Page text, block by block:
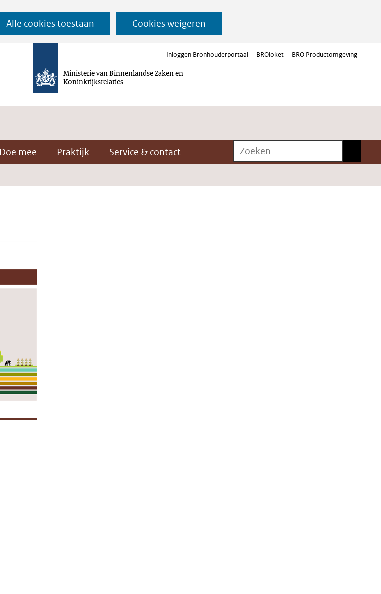
Alle cookies toestaan Cookies weigeren
Ga
naar
de
Ministerie van Binnenlandse Zaken en
Koninkrijksrelaties
Inloggen Bronhouderportaal BROloket BRO Productomgeving
Doe mee Praktijk Service & contact Zoeken